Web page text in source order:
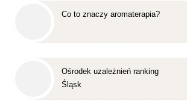
Co to znaczy aromaterapia?
Ośrodek uzależnień ranking
Śląsk